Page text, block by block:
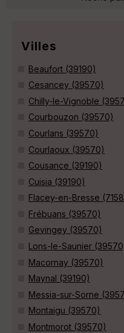
Villes
Beaufort (39190)
Cesancey (39570)
Chilly-le-Vignoble
Courbouzon (39570)
Courlans (39570)
Courlaoux (39570)
Cousance (39190)
Cuisia (39190)
Flacey-en-Bresse
Frébuans (39570)
Gevingey (39570)
Lons-le-Saunier
Macornay (39570)
Maynal (39190)
Messia-sur-Sorne
Montaigu (39570)
Montmorot (39570)